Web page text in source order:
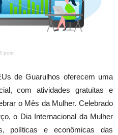
post
de Guarulhos oferecem uma
com atividades gratuitas e
o Mês da Mulher. Celebrado
o Dia Internacional da Mulher
políticas e econômicas das